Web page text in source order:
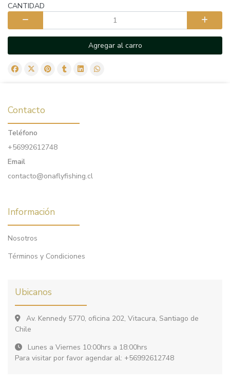
CANTIDAD
Agregar al carro
Contacto
Teléfono
+56992612748
Email
contacto@onaflyfishing.cl
Información
Nosotros
Términos y Condiciones
Ubicanos
Av. Kennedy 5770, oficina 202, Vitacura, Santiago de
Chile
Lunes a Viernes 10:00hrs a 18:00hrs
Para visitar por favor agendar al: +56992612748